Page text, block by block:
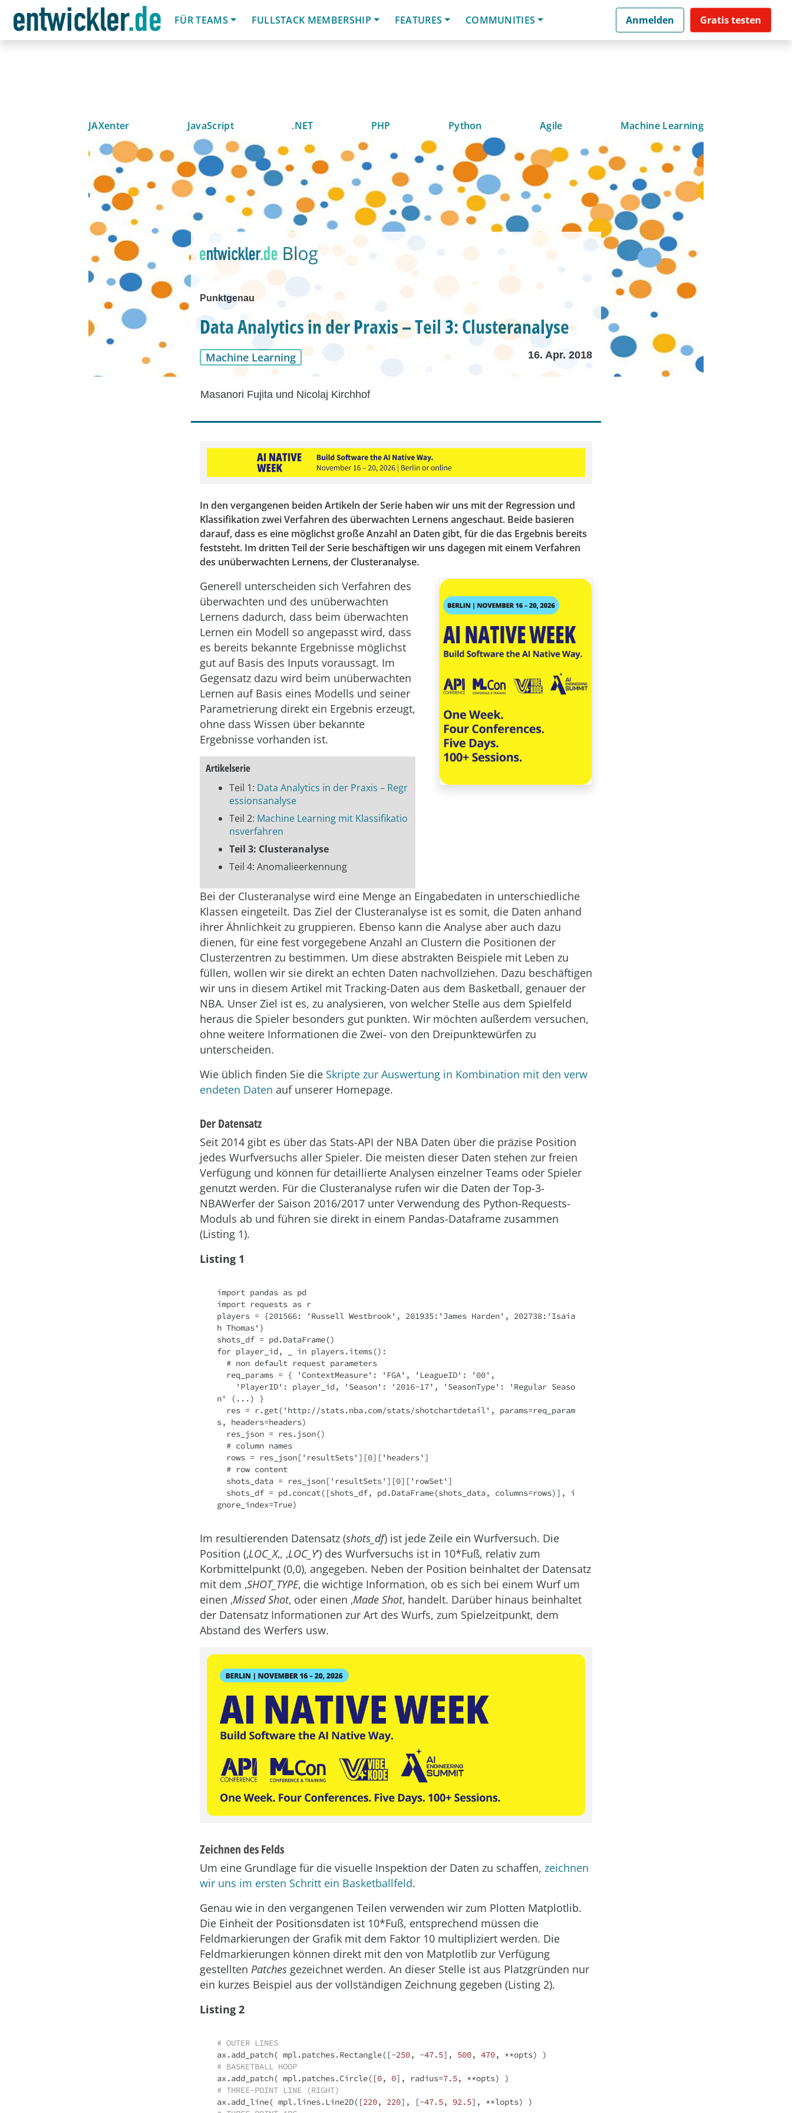
FÜR TEAMS
FULLSTACK MEMBERSHIP FEATURES COMMUNITIES Anmelden Gratis testen
JAXenter JavaScript .NET PHP Python Agile Machine Learning
Punktgenau
Data Analytics in der Praxis – Teil 3: Clusteranalyse
Machine Learning 16. Apr. 2018
Masanori Fujita und Nicolaj Kirchhof
In den vergangenen beiden Artikeln der Serie haben wir uns mit der Regression und
Klassifikation zwei Verfahren des überwachten Lernens angeschaut. Beide basieren
darauf, dass es eine möglichst große Anzahl an Daten gibt, für die das Ergebnis bereits
feststeht. Im dritten Teil der Serie beschäftigen wir uns dagegen mit einem Verfahren
des unüberwachten Lernens, der Clusteranalyse.
Generell unterscheiden sich Verfahren des
überwachten und des unüberwachten
Lernens dadurch, dass beim überwachten
Lernen ein Modell so angepasst wird, dass
es bereits bekannte Ergebnisse möglichst
gut auf Basis des Inputs voraussagt. Im
Gegensatz dazu wird beim unüberwachten
Lernen auf Basis eines Modells und seiner
Parametrierung direkt ein Ergebnis erzeugt,
ohne dass Wissen über bekannte
Ergebnisse vorhanden ist.
Artikelserie
Teil 1: Data Analytics in der Praxis – Regr
essionsanalyse
Teil 2: Machine Learning mit Klassifikatio
nsverfahren
Teil 3: Clusteranalyse
Teil 4: Anomalieerkennung
Bei der Clusteranalyse wird eine Menge an Eingabedaten in unterschiedliche
Klassen eingeteilt. Das Ziel der Clusteranalyse ist es somit, die Daten anhand
ihrer Ähnlichkeit zu gruppieren. Ebenso kann die Analyse aber auch dazu
dienen, für eine fest vorgegebene Anzahl an Clustern die Positionen der
Clusterzentren zu bestimmen. Um diese abstrakten Beispiele mit Leben zu
füllen, wollen wir sie direkt an echten Daten nachvollziehen. Dazu beschäftigen
wir uns in diesem Artikel mit Tracking-Daten aus dem Basketball, genauer der
NBA. Unser Ziel ist es, zu analysieren, von welcher Stelle aus dem Spielfeld
heraus die Spieler besonders gut punkten. Wir möchten außerdem versuchen,
ohne weitere Informationen die Zwei- von den Dreipunktewürfen zu
unterscheiden.
Wie üblich finden Sie die Skripte zur Auswertung in Kombination mit den verw
endeten Daten auf unserer Homepage.
Der Datensatz
Seit 2014 gibt es über das Stats-API der NBA Daten über die präzise Position
jedes Wurfversuchs aller Spieler. Die meisten dieser Daten stehen zur freien
Verfügung und können für detaillierte Analysen einzelner Teams oder Spieler
genutzt werden. Für die Clusteranalyse rufen wir die Daten der Top-3-
NBAWerfer der Saison 2016/2017 unter Verwendung des Python-Requests-
Moduls ab und führen sie direkt in einem Pandas-Dataframe zusammen
(Listing 1).
Listing 1
import pandas as pd
import requests as r
players = {201566: 'Russell Westbrook', 201935:'James Harden', 202738:'Isaia
h Thomas'}
shots_df = pd.DataFrame()
for player_id, _ in players.items():
n' (...) }
s, headers=headers)
Im resultierenden Datensatz (shots_df) ist jede Zeile ein Wurfversuch. Die
Position (‚LOC_X‚, ‚LOC_Y’) des Wurfversuchs ist in 10*Fuß, relativ zum
Korbmittelpunkt (0,0), angegeben. Neben der Position beinhaltet der Datensatz
mit dem ‚SHOT_TYPE‚ die wichtige Information, ob es sich bei einem Wurf um
einen ‚Missed Shot‚ oder einen ‚Made Shot‚ handelt. Darüber hinaus beinhaltet
der Datensatz Informationen zur Art des Wurfs, zum Spielzeitpunkt, dem
Abstand des Werfers usw.
Zeichnen des Felds
Um eine Grundlage für die visuelle Inspektion der Daten zu schaffen, zeichnen
wir uns im ersten Schritt ein Basketballfeld.
Genau wie in den vergangenen Teilen verwenden wir zum Plotten Matplotlib.
Die Einheit der Positionsdaten ist 10*Fuß, entsprechend müssen die
Feldmarkierungen der Grafik mit dem Faktor 10 multipliziert werden. Die
Feldmarkierungen können direkt mit den von Matplotlib zur Verfügung
gestellten Patches gezeichnet werden. An dieser Stelle ist aus Platzgründen nur
ein kurzes Beispiel aus der vollständigen Zeichnung gegeben (Listing 2).
Listing 2
# OUTER LINES
ax.add_patch( mpl.patches.Rectangle([-250, -47.5], 500, 470
# BASKETBALL HOOP
ax.add_patch( mpl.patches.Circle([0, 0], radius=7.5
# THREE-POINT LINE (RIGHT)
ax.add_line( mpl.lines.Line2D([220, 220], [-47.5, 92.5